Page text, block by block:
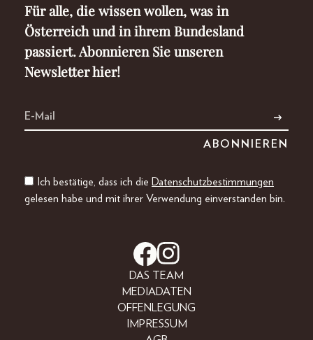
Für alle, die wissen wollen, was in
Österreich und in ihrem Bundesland
passiert. Abonnieren Sie unseren
Newsletter hier!
Ich bestätige, dass ich die Datenschutzbestimmungen
gelesen habe und mit ihrer Verwendung einverstanden bin.
DAS TEAM
MEDIADATEN
OFFENLEGUNG
IMPRESSUM